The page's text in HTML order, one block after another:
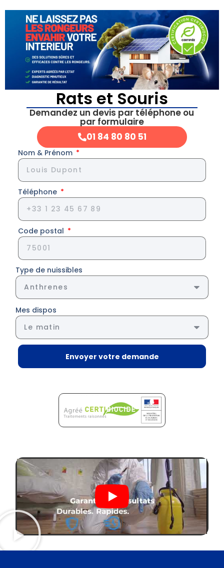
Rats et Souris
Demandez un devis par téléphone ou
par formulaire
01 84 80 80 51
Nom & Prénom
Téléphone
Code postal
Type de nuissibles
Mes dispos
Envoyer votre demande